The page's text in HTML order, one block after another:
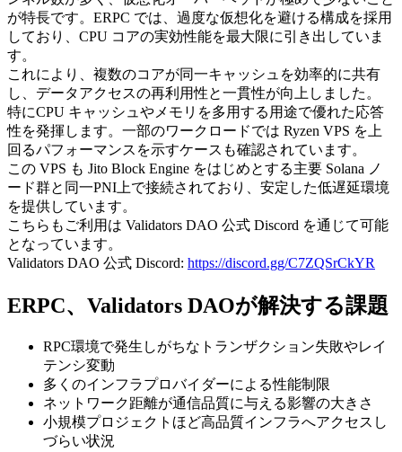
が特長です。ERPC では、過度な仮想化を避ける構成を採用
しており、CPU コアの実効性能を最大限に引き出していま
す。
これにより、複数のコアが同一キャッシュを効率的に共有
し、データアクセスの再利用性と一貫性が向上しました。
特にCPU キャッシュやメモリを多用する用途で優れた応答
性を発揮します。一部のワークロードでは Ryzen VPS を上
回るパフォーマンスを示すケースも確認されています。
この VPS も Jito Block Engine をはじめとする主要 Solana ノ
ード群と同一PNI上で接続されており、安定した低遅延環境
を提供しています。
こちらもご利用は Validators DAO 公式 Discord を通じて可能
となっています。
Validators DAO 公式 Discord: https://discord.gg/C7ZQSrCkYR
ERPC、Validators DAOが解決する課題
RPC環境で発生しがちなトランザクション失敗やレイ
テンシ変動
多くのインフラプロバイダーによる性能制限
ネットワーク距離が通信品質に与える影響の大きさ
小規模プロジェクトほど高品質インフラへアクセスし
づらい状況